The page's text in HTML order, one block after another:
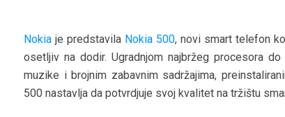
Nokia je predstavila Nokia 500, novi smart telefon
osetljiv na dodir. Ugradnjom najbržeg procesora
muzike i brojnim zabavnim sadržajima,
500 nastavlja da potvrdjuje svoj kvalitet na tržištu